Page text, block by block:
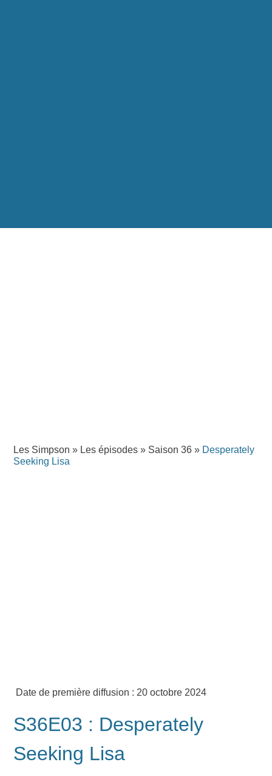
Les Simpson » Les épisodes » Saison 36 » Desperately
Seeking Lisa
Date de première diffusion : 20 octobre 2024
S36E03 : Desperately
Seeking Lisa